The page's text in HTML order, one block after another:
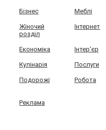
Бізнес Меблі
Жіночий
розділ
Інтернет
Економіка Інтер'єр
Кулінарія Послуги
Подорожі Робота
Реклама